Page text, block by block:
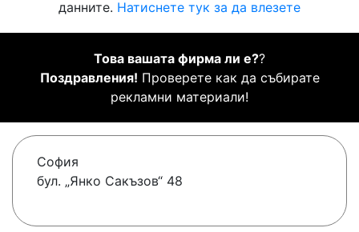
данните. Натиснете тук за да влезете
Това вашата фирма ли е??
Поздравления! Проверете как да събирате
рекламни материали!
София
бул. „Янко Сакъзов“ 48